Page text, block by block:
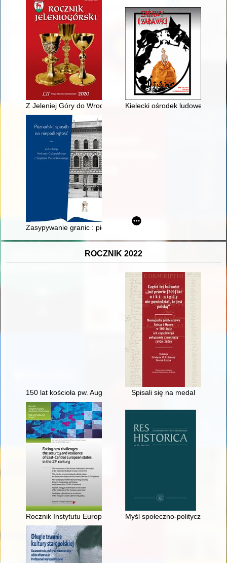
Z Jeleniej Góry do Wrocławia i z powrotem - recenzja]
Kielecki ośrodek ludowego
Zasypywanie granic : pierwsze lata niepodległości w Drugiej
ROCZNIK 2022
150 lat kościoła pw. Augustyna w Lipinach (1872-2022)
Spisali się na medal
Rocznik Instytutu Europy Środkowo-Wschodniej. R. 20, z. 1
Myśl społeczno-polityczna